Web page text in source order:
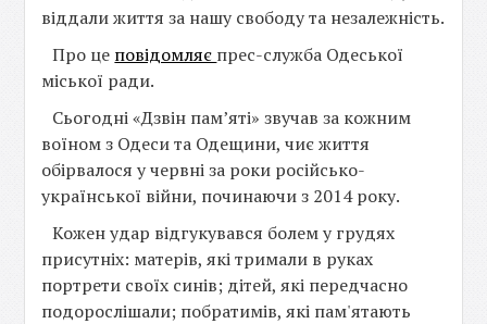
віддали життя за нашу свободу та незалежність.
Про це повідомляє прес-служба Одеської
міської ради.
Сьогодні «Дзвін памʼяті» звучав за кожним
воїном з Одеси та Одещини, чиє життя
обірвалося у червні за роки російсько-
української війни, починаючи з 2014 року.
Кожен удар відгукувався болем у грудях
присутніх: матерів, які тримали в руках
портрети своїх синів; дітей, які передчасно
подорослішали; побратимів, які пам'ятають